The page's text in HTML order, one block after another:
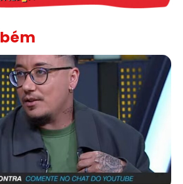
Caê Vasconcelos e repúdio aos